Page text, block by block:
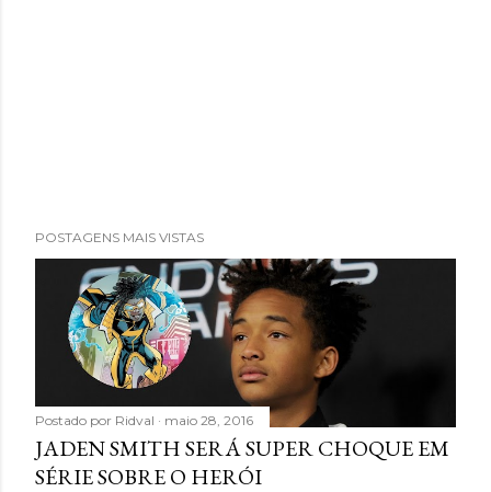
POSTAGENS MAIS VISTAS
Postado por Ridval maio 28, 2016
JADEN SMITH SERÁ SUPER CHOQUE EM
SÉRIE SOBRE O HERÓI